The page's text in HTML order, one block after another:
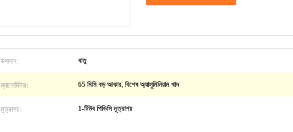
উপাদান: ধাতু
ম্যানোমিটার: 65 মিমি বড় আকার, বিশেষ অ্যালুমিনিয়াম খাদ
মূত্রাশয়: 1-টিউব পিভিসি মূত্রাশয়